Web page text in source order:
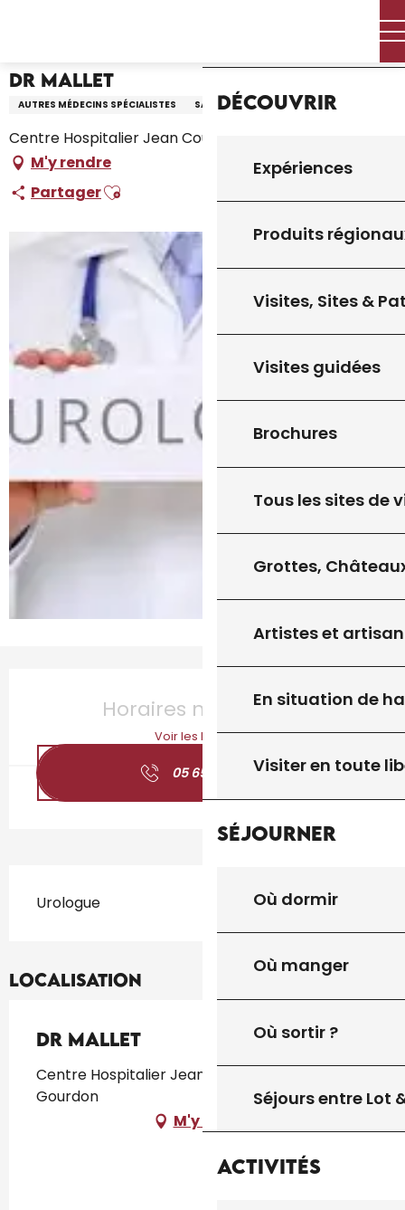
principal
Découvrir
Expériences
Produits
Visites, Sites &
Visites guidées
Brochures
Tous les sites de
Grottes,
Artistes et
En situation de
Visiter en toute
Séjourner
Où dormir
Où manger
Où sortir ?
Séjours entre Lot
Activités
Dr Mallet
AUTRES MÉDECINS SPÉCIALISTES SANTÉ
Centre Hospitalier Jean Coulon, 46300 Gourdon
M'y rendre
PartagerAjouter aux favoris
Horaires non définis
Voir les horaires
05 65 27 65 ▒▒
Urologue
Localisation
Dr Mallet
Centre Hospitalier Jean Coulon, 46300
Gourdon
M'y rendre